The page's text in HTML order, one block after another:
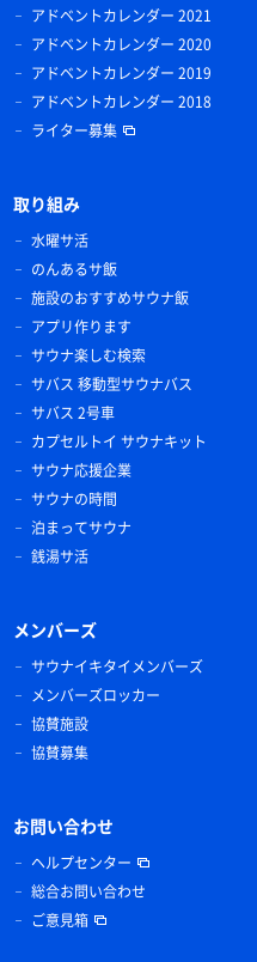
アドベントカレンダー 2021
アドベントカレンダー 2020
アドベントカレンダー 2019
アドベントカレンダー 2018
ライター募集
取り組み
水曜サ活
のんあるサ飯
施設のおすすめサウナ飯
アプリ作ります
サウナ楽しむ検索
サバス 移動型サウナバス
サバス 2号車
カプセルトイ サウナキット
サウナ応援企業
サウナの時間
泊まってサウナ
銭湯サ活
メンバーズ
サウナイキタイメンバーズ
メンバーズロッカー
協賛施設
協賛募集
お問い合わせ
ヘルプセンター
総合お問い合わせ
ご意見箱